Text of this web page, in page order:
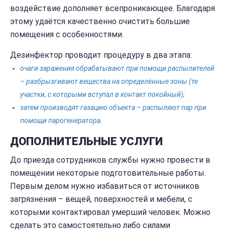
воздействие дополняет всепроникающее. Благодаря
этому удаётся качественно очистить большие
помещения с особенностями.
Дезинфектор проводит процедуру в два этапа:
очаги заражения обрабатывают при помощи распылителей
– разбрызгивают вещества на определённые зоны (те
участки, с которыми вступал в контакт покойный);
затем производят газацию объекта – распыляют пар при
помощи парогенератора.
ДОПОЛНИТЕЛЬНЫЕ УСЛУГИ
До приезда сотрудников службы нужно провести в
помещении некоторые подготовительные работы.
Первым делом нужно избавиться от источников
загрязнения – вещей, поверхностей и мебели, с
которыми контактировал умерший человек. Можно
сделать это самостоятельно либо силами